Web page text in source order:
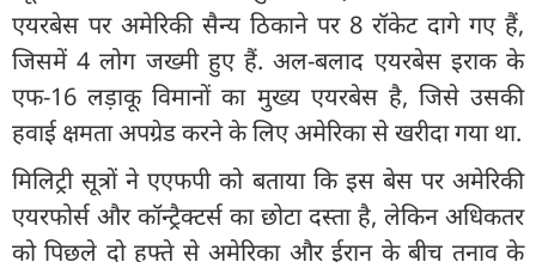
एयरबेस पर अमेरिकी सैन्य ठिकाने पर 8 रॉकेट दागे गए हैं,
जिसमें 4 लोग जख्मी हुए हैं. अल-बलाद एयरबेस इराक के
एफ-16 लड़ाकू विमानों का मुख्य एयरबेस है, जिसे उसकी
हवाई क्षमता अपग्रेड करने के लिए अमेरिका से खरीदा गया था.
मिलिट्री सूत्रों ने एएफपी को बताया कि इस बेस पर अमेरिकी
एयरफोर्स और कॉन्ट्रैक्टर्स का छोटा दस्ता है, लेकिन अधिकतर
को पिछले दो हफ्ते से अमेरिका और ईरान के बीच तनाव के